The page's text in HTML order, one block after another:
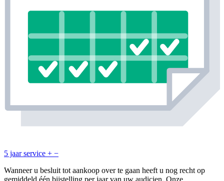
5 jaar service + −
Wanneer u besluit tot aankoop over te gaan heeft u nog recht op
gemiddeld één bijstelling per jaar van uw audicien. Onze